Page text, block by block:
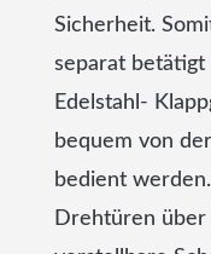
Sicherheit.
separat
Edelstahl-
bequem von
bedient
Drehtüren über